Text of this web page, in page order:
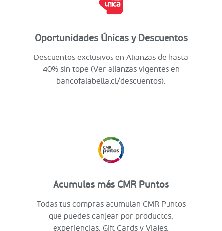
Oportunidades Únicas y Descuentos
Descuentos exclusivos en Alianzas de hasta
40% sin tope (Ver alianzas vigentes en
bancofalabella.cl/descuentos).
Acumulas más CMR Puntos
Todas tus compras acumulan CMR Puntos
que puedes canjear por productos,
experiencias, Gift Cards y Viajes.